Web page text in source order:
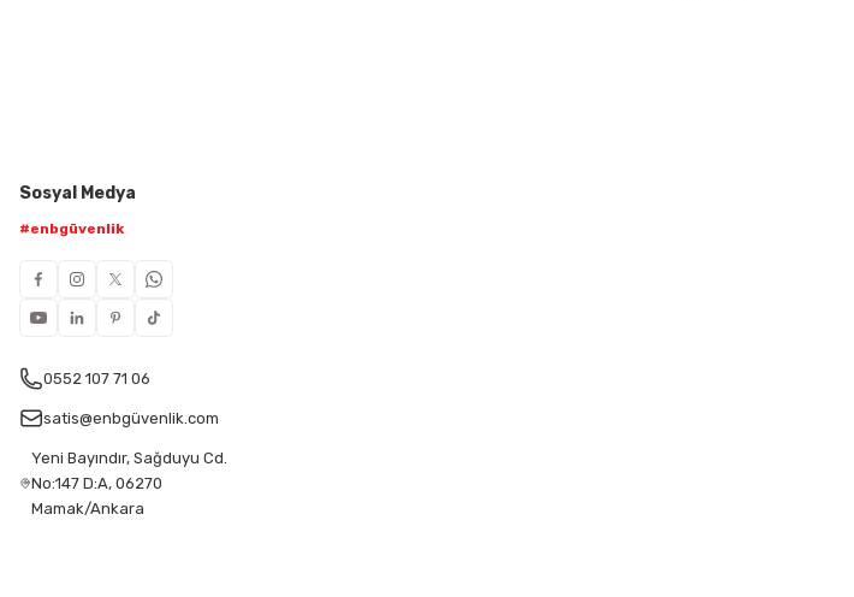
Sosyal Medya
#enbgüvenlik
0552 107 71 06
satis@enbgüvenlik.com
Yeni Bayındır, Sağduyu Cd.
No:147 D:A, 06270
Mamak/Ankara